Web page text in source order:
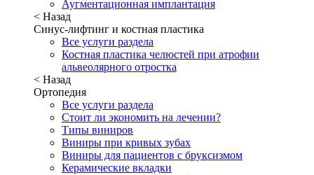
Аугментационная имплантация
< Назад
Синус-лифтинг и костная пластика
Все услуги раздела
Костная пластика челюстей при атрофии
альвеолярного отростка
< Назад
Ортопедия
Все услуги раздела
Стоит ли экономить на лечении?
Типы виниров
Виниры при кривых зубах
Виниры для пациентов с бруксизмом
Керамические вкладки